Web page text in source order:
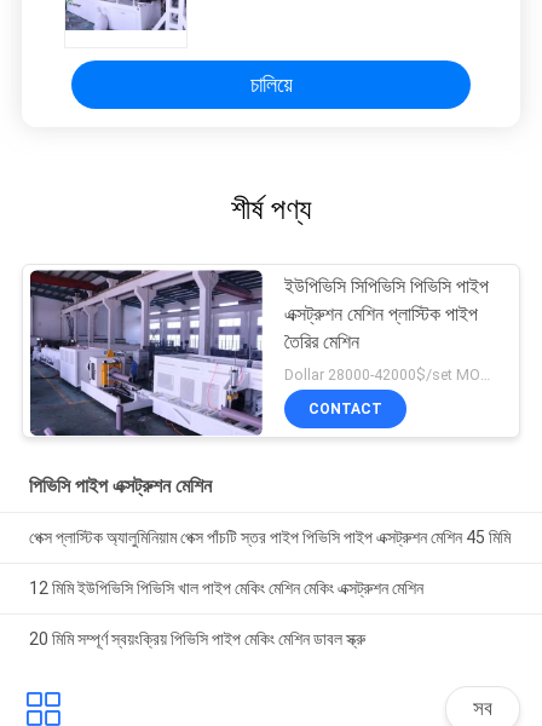
চালিয়ে
শীর্ষ পণ্য
ইউপিভিসি সিপিভিসি পিভিসি পাইপ
এক্সট্রুশন মেশিন প্লাস্টিক পাইপ
তৈরির মেশিন
Dollar 28000-42000$/set MOQ:1 সেট
CONTACT
পিভিসি পাইপ এক্সট্রুশন মেশিন
পেক্স প্লাস্টিক অ্যালুমিনিয়াম পেক্স পাঁচটি স্তর পাইপ পিভিসি পাইপ এক্সট্রুশন মেশিন 45 মিমি
12 মিমি ইউপিভিসি পিভিসি খাল পাইপ মেকিং মেশিন মেকিং এক্সট্রুশন মেশিন
20 মিমি সম্পূর্ণ স্বয়ংক্রিয় পিভিসি পাইপ মেকিং মেশিন ডাবল স্ক্রু
সব